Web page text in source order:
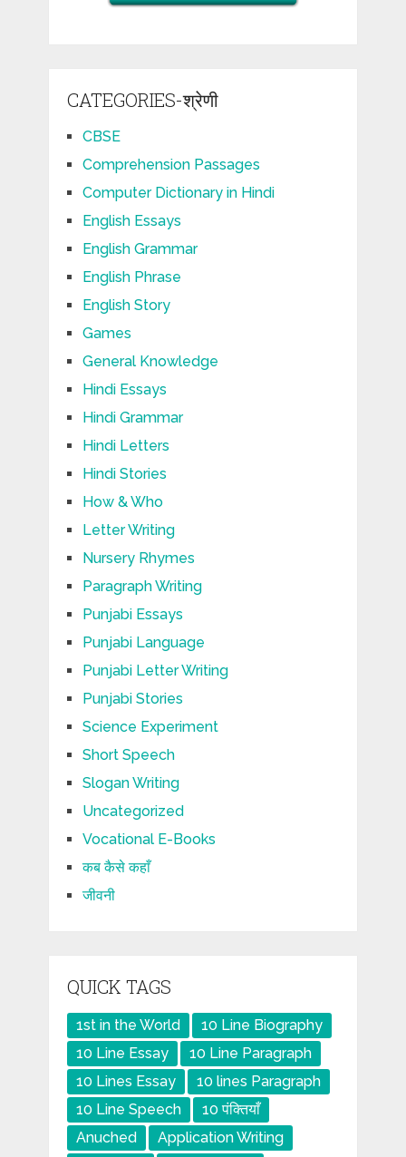
CATEGORIES-श्रेणी
CBSE
Comprehension Passages
Computer Dictionary in Hindi
English Essays
English Grammar
English Phrase
English Story
Games
General Knowledge
Hindi Essays
Hindi Grammar
Hindi Letters
Hindi Stories
How & Who
Letter Writing
Nursery Rhymes
Paragraph Writing
Punjabi Essays
Punjabi Language
Punjabi Letter Writing
Punjabi Stories
Science Experiment
Short Speech
Slogan Writing
Uncategorized
Vocational E-Books
कब कैसे कहाँ
जीवनी
QUICK TAGS
1st in the World
10 Line Biography
10 Line Essay
10 Line Paragraph
10 Lines Essay
10 lines Paragraph
10 Line Speech
10 पंक्तियाँ
Anuched
Application Writing